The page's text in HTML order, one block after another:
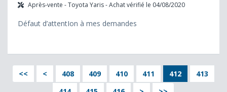
Après-vente - Toyota Yaris - Achat vérifié le 04/08/2020
Défaut d’attentIon à mes demandes
<< < 408 409 410 411 412
413